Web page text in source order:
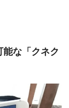
な「クネク